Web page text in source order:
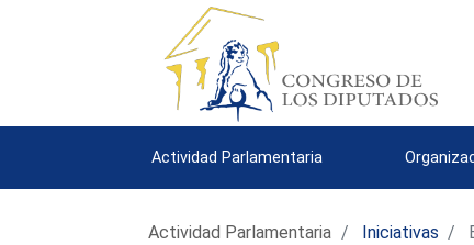
Actividad Parlamentaria
Actividad Parlamentaria Iniciativas